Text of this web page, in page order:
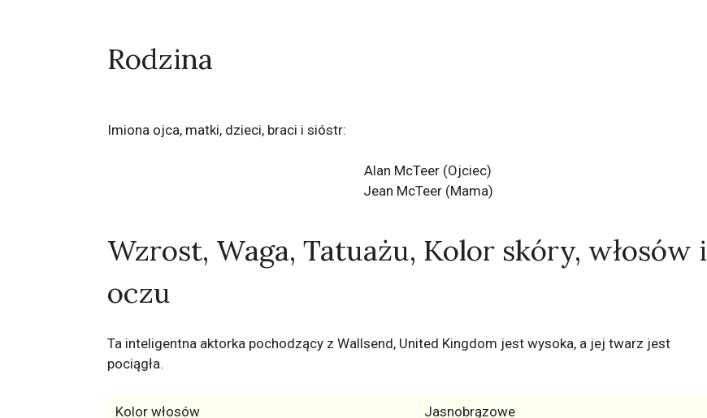
Rodzina
Imiona ojca, matki, dzieci, braci i sióstr:
Alan McTeer (Ojciec)
Jean McTeer (Mama)
Wzrost, Waga, Tatuażu, Kolor skóry, włosów i
oczu
Ta inteligentna aktorka pochodzący z Wallsend, United Kingdom jest wysoka, a jej twarz jest
pociągła.
Kolor włosów Jasnobrązowe